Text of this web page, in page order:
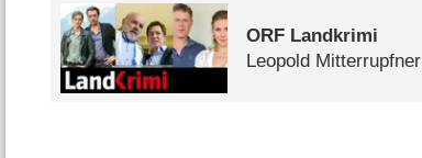
ORF Landkrimi
Leopold Mitterrupfner